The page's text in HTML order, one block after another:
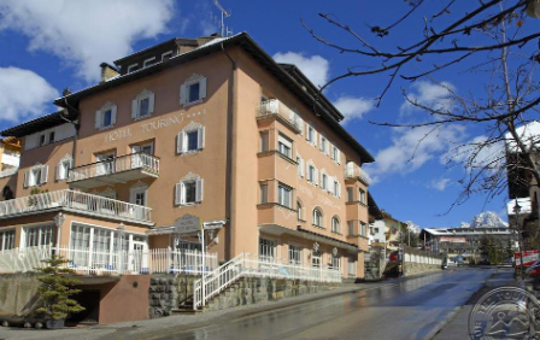
Viešbutį sudaro vienas 4-ių aukštų pastatas. Viso yra 30
numerių.
DBL Classic tipo numeriai(22–24 m2, maks. 2–3 asm.,
dušas, dvigulė lova arba 2 viengulės lovos, sofa–lova);
DBL Comfort tipo numeriai (18–21 m2, maks. 2 asm.,
dušas, dvigulė lova arba 2 viengulės lovos);
DBL Superior tipo numeriai(20–30 m2, maks. 2–4 asm.,
dušas arba vonia, dvigulė sofa-lova, kai kurie numeriai su
balkonu (pagal užklausimą), atnaujinti 2015 metais);
JS tipo numeriai(20–30 m2, maks. 2–4 asm., dušas arba
vonia, dvigulė lova, sofa-lova);